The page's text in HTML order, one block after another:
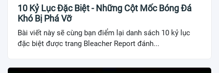
10 Kỷ Lục Đặc Biệt - Những Cột Mốc Bóng Đá
Khó Bị Phá Vỡ
Bài viết này sẽ cùng bạn điểm lại danh sách 10 kỷ lục
đặc biệt được trang Bleacher Report đánh...